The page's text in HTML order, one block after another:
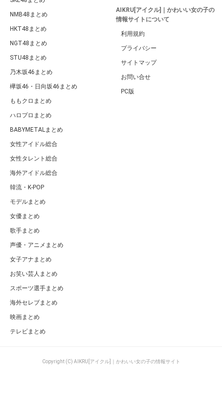
NMB48まとめ
HKT48まとめ
NGT48まとめ
STU48まとめ
乃木坂46まとめ
欅坂46・日向坂46まとめ
ももクロまとめ
ハロプロまとめ
BABYMETALまとめ
女性アイドル総合
女性タレント総合
海外アイドル総合
韓流・K-POP
モデルまとめ
女優まとめ
歌手まとめ
声優・アニメまとめ
女子アナまとめ
お笑い芸人まとめ
スポーツ選手まとめ
海外セレブまとめ
映画まとめ
テレビまとめ
AIKRU[アイクル]｜かわいい女の子の
情報サイトについて
利用規約
プライバシー
サイトマップ
お問い合せ
PC版
Copyright (C) AIKRU[アイクル]｜かわいい女の子の情報サイト